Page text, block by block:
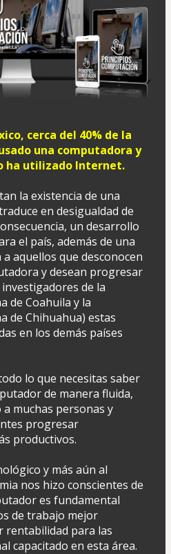
cerca del 40% de la
una computadora y
ha utilizado Internet.
la existencia de una
en desigualdad de
un desarrollo
el país, además de una
aquellos que desconocen
y desean progresar
de la
de Coahuila y la
de Chihuahua) estas
en los demás países
lo que necesitas saber
de manera fluida,
muchas personas y
progresar
productivos.
y más aún al
nos hizo conscientes de
es fundamental
de trabajo mejor
rentabilidad para las
capacitado en esta área.